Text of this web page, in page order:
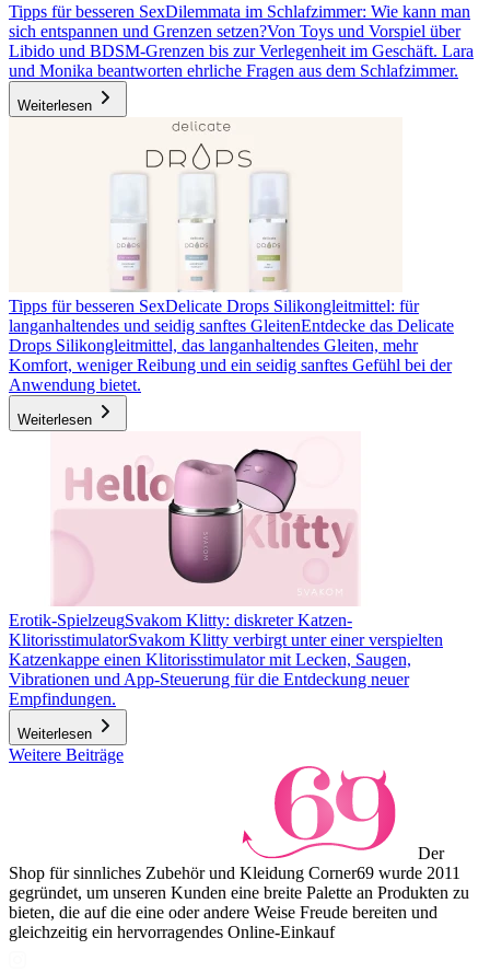
Tipps für besseren SexDilemmata im Schlafzimmer: Wie kann man
sich entspannen und Grenzen setzen?Von Toys und Vorspiel über
Libido und BDSM-Grenzen bis zur Verlegenheit im Geschäft. Lara
und Monika beantworten ehrliche Fragen aus dem Schlafzimmer.
Weiterlesen
Tipps für besseren SexDelicate Drops Silikongleitmittel: für
langanhaltendes und seidig sanftes GleitenEntdecke das Delicate
Drops Silikongleitmittel, das langanhaltendes Gleiten, mehr
Komfort, weniger Reibung und ein seidig sanftes Gefühl bei der
Anwendung bietet.
Weiterlesen
Erotik-SpielzeugSvakom Klitty: diskreter Katzen-
KlitorisstimulatorSvakom Klitty verbirgt unter einer verspielten
Katzenkappe einen Klitorisstimulator mit Lecken, Saugen,
Vibrationen und App-Steuerung für die Entdeckung neuer
Empfindungen.
Weiterlesen
Weitere Beiträge
Der
Shop für sinnliches Zubehör und Kleidung Corner69 wurde 2011
gegründet, um unseren Kunden eine breite Palette an Produkten zu
bieten, die auf die eine oder andere Weise Freude bereiten und
gleichzeitig ein hervorragendes Online-Einkauf